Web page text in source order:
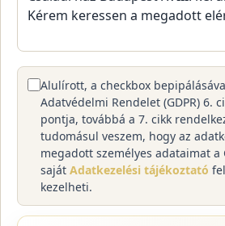
Alulírott, a checkbox
Adatvédelmi Rendelet (GDPR) 6.
pontja, továbbá a 7. cikk
tudomásul veszem, hogy az
megadott személyes adataimat a
saját Adatkezelési tájékoztató
kezelheti.